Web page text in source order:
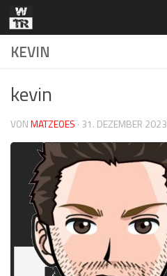
Zum Inhalt springen
KEVIN
kevin
VONMATZEOES · 31. DEZEMBER 2023